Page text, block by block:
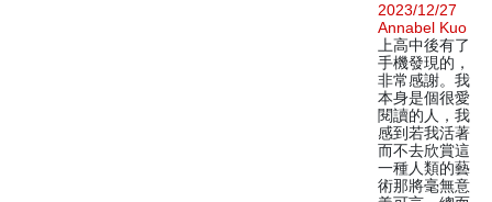
2023/12/27
Annabel Kuo
上高中後有了
手機發現的，
非常感謝。我
本身是個很愛
閱讀的人，我
感到若我活著
而不去欣賞這
一種人類的藝
術那將毫無意